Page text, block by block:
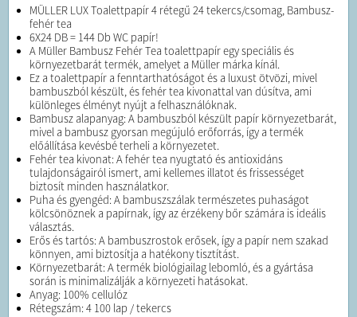
MÜLLER LUX Toalettpapír 4 rétegű 24 tekercs/csomag, Bambusz-
fehér tea
6X24 DB = 144 Db WC papír!
A Müller Bambusz Fehér Tea toalettpapír egy speciális és
környezetbarát termék, amelyet a Müller márka kínál.
Ez a toalettpapír a fenntarthatóságot és a luxust ötvözi, mivel
bambuszból készült, és fehér tea kivonattal van dúsítva, ami
különleges élményt nyújt a felhasználóknak.
Bambusz alapanyag: A bambuszból készült papír környezetbarát,
mivel a bambusz gyorsan megújuló erőforrás, így a termék
előállítása kevésbé terheli a környezetet.
Fehér tea kivonat: A fehér tea nyugtató és antioxidáns
tulajdonságairól ismert, ami kellemes illatot és frissességet
biztosít minden használatkor.
Puha és gyengéd: A bambuszszálak természetes puhaságot
kölcsönöznek a papírnak, így az érzékeny bőr számára is ideális
választás.
Erős és tartós: A bambuszrostok erősek, így a papír nem szakad
könnyen, ami biztosítja a hatékony tisztítást.
Környezetbarát: A termék biológiailag lebomló, és a gyártása
során is minimalizálják a környezeti hatásokat.
Anyag: 100% cellulóz
Rétegszám: 4 100 lap / tekercs